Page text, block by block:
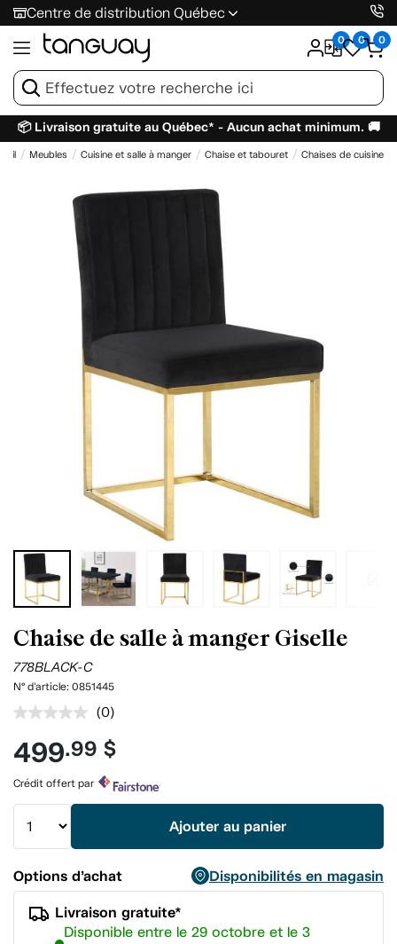
Centre de distribution Québec
0 0 0
📦 Livraison gratuite au Québec* - Aucun achat minimum. 🚚
Meubles Cuisine et salle à manger Chaise et tabouret Chaises de cuisine
Chaise de salle à manger Giselle
778BLACK-C
N° d'article: 0851445
Aucune
pour
ce
produit.
Lien
vers
page.
(0)
499.99 $
Crédit offert par
Ajouter au panier
Options d’achat
Disponibilités en magasin
Livraison gratuite*
Disponible entre le 29 octobre et le 3